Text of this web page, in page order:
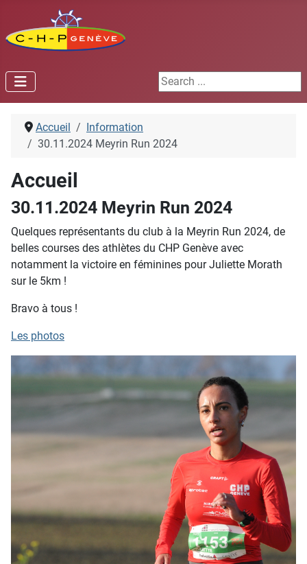
Search ...
Accueil
Information
30.11.2024 Meyrin Run 2024
Accueil
30.11.2024 Meyrin Run 2024
Quelques représentants du club à la Meyrin Run 2024, de
belles courses des athlètes du CHP Genève avec
notamment la victoire en féminines pour Juliette Morath
sur le 5km !
Bravo à tous !
Les photos